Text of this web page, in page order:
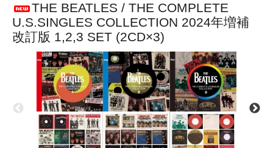
THE BEATLES / THE COMPLETE
U.S.SINGLES COLLECTION 2024年増補
改訂版 1,2,3 SET (2CD×3)